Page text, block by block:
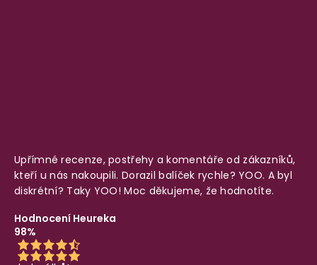
Upřímné recenze, postřehy a komentáře od zákazníků,
kteří u nás nakoupili. Dorazil balíček rychle? YOO. A byl
diskrétní? Taky YOO! Moc děkujeme, že hodnotíte.
Hodnocení Heureka
98%